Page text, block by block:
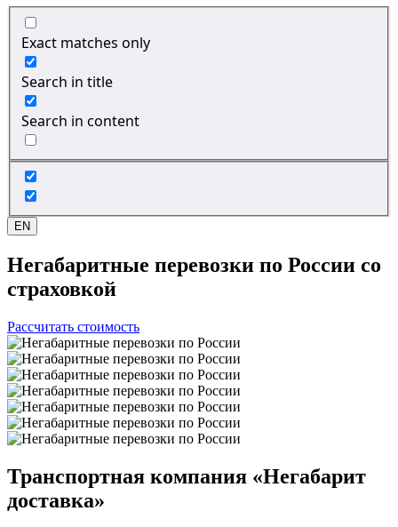
Exact matches only
Search in title
Search in content
EN
Негабаритные перевозки по России со
страховкой
Рассчитать стоимость
Транспортная компания «Негабарит
доставка»